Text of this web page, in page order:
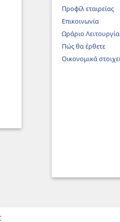
Προφίλ εταιρείας
Επικοινωνία
Ωράριο
Πώς θα έρθετε
Οικονομικά